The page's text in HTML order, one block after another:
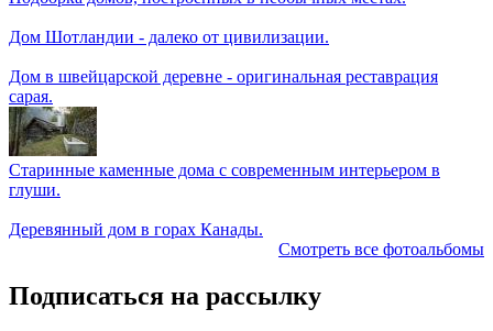
Дом Шотландии - далеко от цивилизации.
Дом в швейцарской деревне - оригинальная реставрация
сарая.
Старинные каменные дома с современным интерьером в
глуши.
Деревянный дом в горах Канады.
Смотреть все фотоальбомы
Подписаться на рассылку